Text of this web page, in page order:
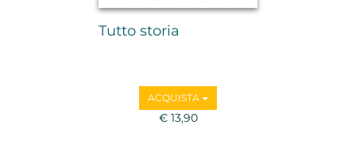
Tutto storia
ACQUISTA
€ 13,90